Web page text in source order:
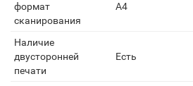
формат
сканирования
A4
Наличие
двусторонней
печати
Есть